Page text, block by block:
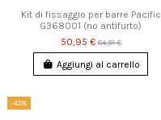
Kit di fissaggio per barre Pacific
G368001 (no antifurto)
50,95 €84,91 €
Aggiungi al carrello
-45%